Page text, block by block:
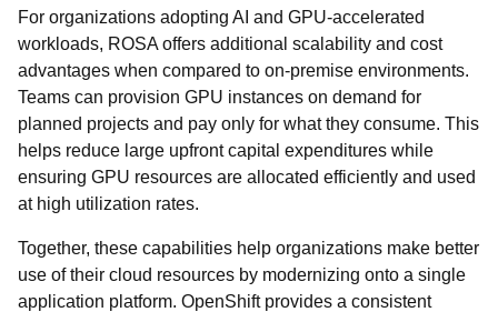
For organizations adopting AI and GPU-accelerated
workloads, ROSA offers additional scalability and cost
advantages when compared to on-premise environments.
Teams can provision GPU instances on demand for
planned projects and pay only for what they consume. This
helps reduce large upfront capital expenditures while
ensuring GPU resources are allocated efficiently and used
at high utilization rates.
Together, these capabilities help organizations make better
use of their cloud resources by modernizing onto a single
application platform. OpenShift provides a consistent